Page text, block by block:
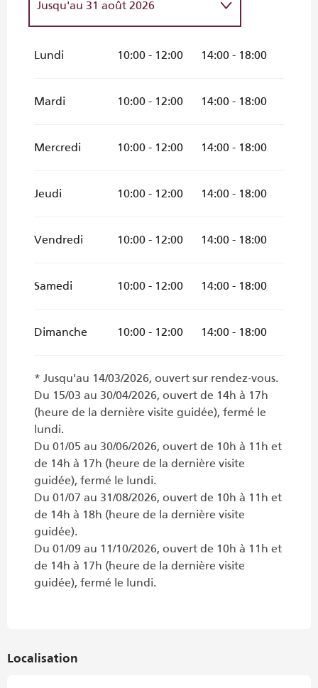
Jusqu'au 31 août 2026
octobre 2026
Lundi 10:00 - 12:00 14:00 - 18:00
Mardi 10:00 - 12:00 14:00 - 18:00
Mercredi 10:00 - 12:00 14:00 - 18:00
Jeudi 10:00 - 12:00 14:00 - 18:00
Vendredi 10:00 - 12:00 14:00 - 18:00
Samedi 10:00 - 12:00 14:00 - 18:00
Dimanche 10:00 - 12:00 14:00 - 18:00
* Jusqu'au 14/03/2026, ouvert sur rendez-vous.
Du 15/03 au 30/04/2026, ouvert de 14h à 17h
(heure de la dernière visite guidée), fermé le
lundi.
Du 01/05 au 30/06/2026, ouvert de 10h à 11h et
de 14h à 17h (heure de la dernière visite
guidée), fermé le lundi.
Du 01/07 au 31/08/2026, ouvert de 10h à 11h et
de 14h à 18h (heure de la dernière visite
guidée).
Du 01/09 au 11/10/2026, ouvert de 10h à 11h et
de 14h à 17h (heure de la dernière visite
guidée), fermé le lundi.
Localisation